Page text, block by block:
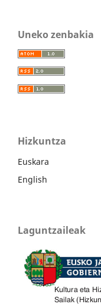
Uneko zenbakia
Hizkuntza
Euskara
English
Laguntzaileak